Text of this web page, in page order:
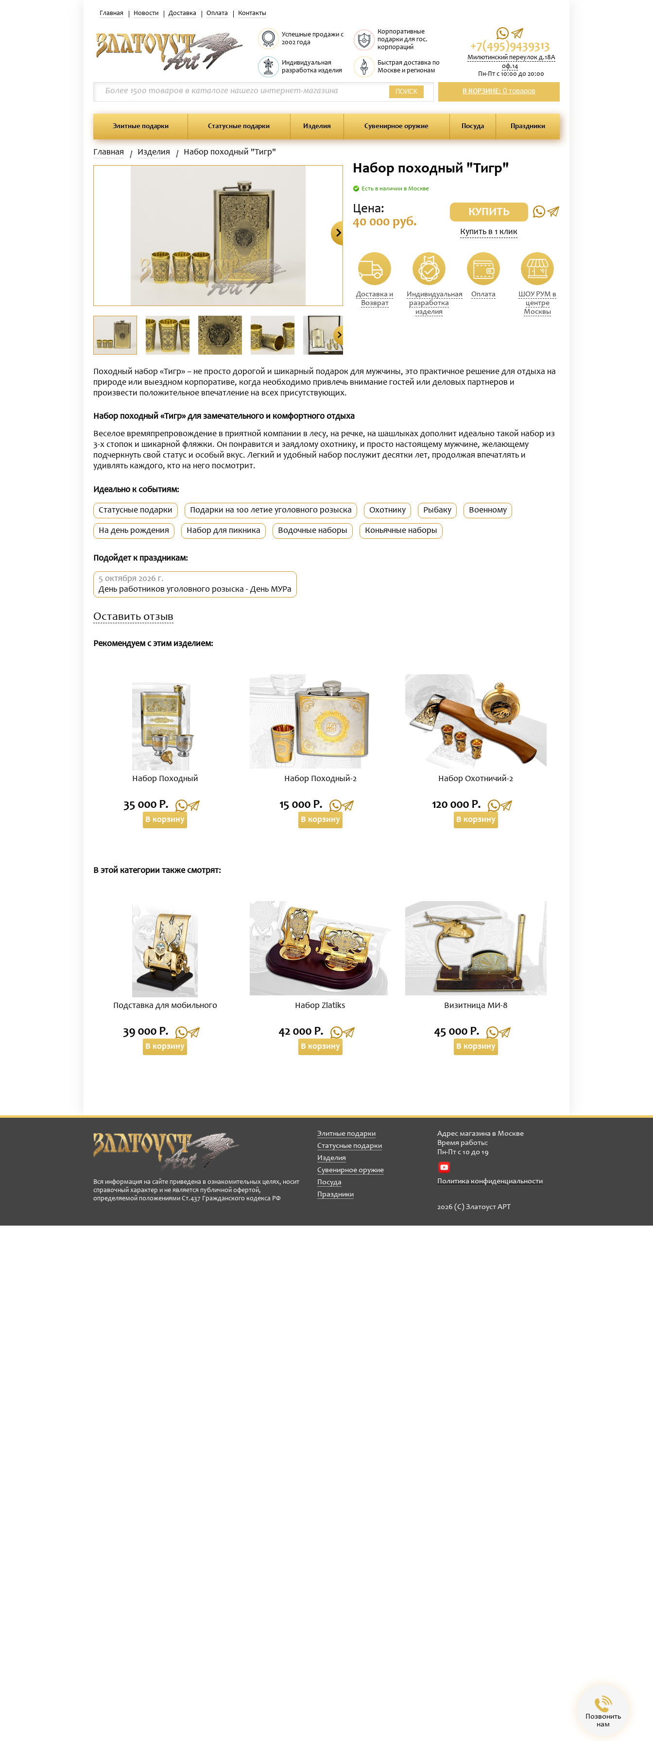
Главная Новости Доставка Оплата Контакты
+7(495)9439313
Милютинский переулок д.18А
оф.14
Пн-Пт с 10:00 до 20:00
Успешные продажи с
2002 года
Корпоративные
подарки для гос.
корпораций
Индивидуальная
разработка изделия
Быстрая доставка по
Москве и регионам
В КОРЗИНЕ: 0 товаров
ПОИСК
Элитные подарки Статусные подарки Изделия Сувенирное оружие Посуда Праздники
Главная Изделия Набор походный "Тигр"
Набор походный "Тигр"
Есть в наличии в Москве
Цена:
40 000 руб.
КУПИТЬ
Купить в 1 клик
Доставка и
Возврат
Индивидуальная
разработка
изделия
Оплата
ШОУ РУМ в
центре
Москвы
Походный набор «Тигр» – не просто дорогой и шикарный подарок для мужчины, это практичное решение для отдыха на
природе или выездном корпоративе, когда необходимо привлечь внимание гостей или деловых партнеров и
произвести положительное впечатление на всех присутствующих.
Набор походный «Тигр» для замечательного и комфортного отдыха
Веселое времяпрепровождение в приятной компании в лесу, на речке, на шашлыках дополнит идеально такой набор из
3-х стопок и шикарной фляжки. Он понравится и заядлому охотнику, и просто настоящему мужчине, желающему
подчеркнуть свой статус и особый вкус. Легкий и удобный набор послужит десятки лет, продолжая впечатлять и
удивлять каждого, кто на него посмотрит.
Идеально к событиям:
Статусные подарки Подарки на 100 летие уголовного розыска Охотнику Рыбаку Военному
На день рождения Набор для пикника Водочные наборы Коньячные наборы
Подойдет к праздникам:
5 октября 2026 г.
День работников уголовного розыска - День МУРа
Оставить отзыв
Рекомендуем с этим изделием:
Набор Походный
35 000 Р.
В корзину
Набор Походный-2
15 000 Р.
В корзину
Набор Охотничий-2
120 000 Р.
В корзину
В этой категории также смотрят:
Подставка для мобильного
39 000 Р.
В корзину
Набор Zlatiks
42 000 Р.
В корзину
Визитница МИ-8
45 000 Р.
В корзину
Позвонить
нам
Вся информация на сайте приведена в ознакомительных целях, носит
справочный характер и не является публичной офертой,
определяемой положениями Ст.437 Гражданского кодекса РФ
Элитные подарки
Статусные подарки
Изделия
Сувенирное оружие
Посуда
Праздники
Адрес магазина в Москве
Время работы:
Пн-Пт с 10 до 19
Политика конфиденциальности
2026 (C) Златоуст АРТ